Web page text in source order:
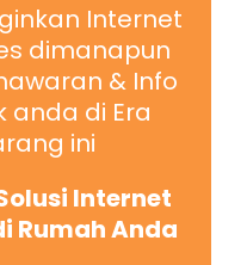
Internet
dimanapun
& Info
anda di Era
ini
Internet
Rumah Anda